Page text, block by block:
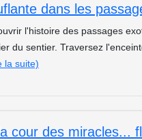
l'histoire des passages
du sentier. Traversez
la suite)